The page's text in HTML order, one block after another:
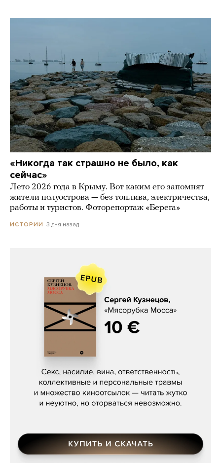
«Никогда так страшно не было, как
сейчас»
Лето 2026 года в Крыму. Вот каким его запомнят
жители полуострова — без топлива, электричества,
работы и туристов. Фоторепортаж «Берега»
ИСТОРИИ 3 дня назад
Сергей Кузнецов, «Мясорубка